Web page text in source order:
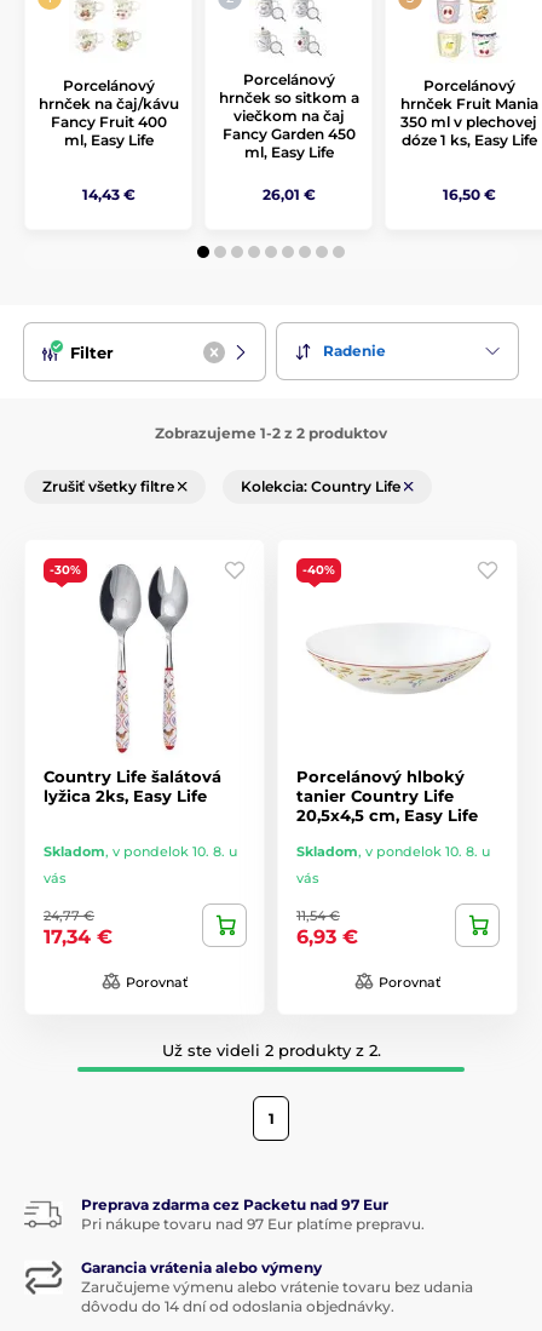
Porcelánový
hrnček na čaj/kávu
Fancy Fruit 400
ml, Easy Life
14,43 €
Porcelánový
hrnček so sitkom a
viečkom na čaj
Fancy Garden 450
ml, Easy Life
26,01 €
Porcelánový
hrnček Fruit Mania
350 ml v plechovej
dóze 1 ks, Easy Life
16,50 €
Filter Radenie
Zobrazujeme 1-2 z 2 produktov
Zrušiť všetky filtre Kolekcia: Country Life
-30%
Country Life šalátová
lyžica 2ks, Easy Life
Skladom, v pondelok 10. 8. u
vás
24,77 €
17,34 €
Porovnať
-40%
Porcelánový hlboký
tanier Country Life
20,5x4,5 cm, Easy Life
Skladom, v pondelok 10. 8. u
vás
11,54 €
6,93 €
Porovnať
Už ste videli 2 produkty z 2.
1
Preprava zdarma cez Packetu nad 97 Eur
Pri nákupe tovaru nad 97 Eur platíme prepravu.
Garancia vrátenia alebo výmeny
Zaručujeme výmenu alebo vrátenie tovaru bez udania
dôvodu do 14 dní od odoslania objednávky.